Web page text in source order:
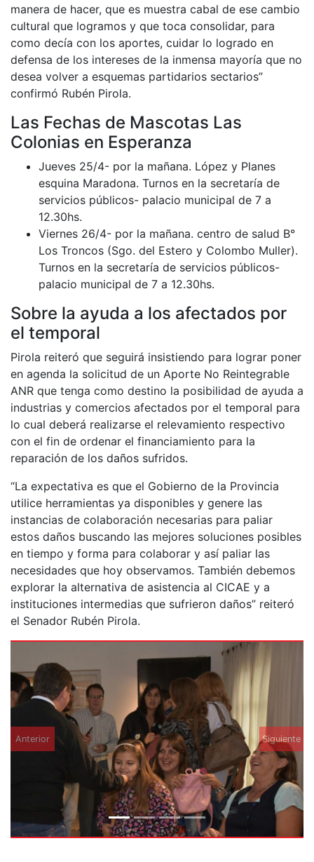
manera de hacer, que es muestra cabal de ese cambio
cultural que logramos y que toca consolidar, para
como decía con los aportes, cuidar lo logrado en
defensa de los intereses de la inmensa mayoría que no
desea volver a esquemas partidarios sectarios”
confirmó Rubén Pirola.
Las Fechas de Mascotas Las
Colonias en Esperanza
Jueves 25/4- por la mañana. López y Planes
esquina Maradona. Turnos en la secretaría de
servicios públicos- palacio municipal de 7 a
12.30hs.
Viernes 26/4- por la mañana. centro de salud B°
Los Troncos (Sgo. del Estero y Colombo Muller).
Turnos en la secretaría de servicios públicos-
palacio municipal de 7 a 12.30hs.
Sobre la ayuda a los afectados por
el temporal
Pirola reiteró que seguirá insistiendo para lograr poner
en agenda la solicitud de un Aporte No Reintegrable
ANR que tenga como destino la posibilidad de ayuda a
industrias y comercios afectados por el temporal para
lo cual deberá realizarse el relevamiento respectivo
con el fin de ordenar el financiamiento para la
reparación de los daños sufridos.
“La expectativa es que el Gobierno de la Provincia
utilice herramientas ya disponibles y genere las
instancias de colaboración necesarias para paliar
estos daños buscando las mejores soluciones posibles
en tiempo y forma para colaborar y así paliar las
necesidades que hoy observamos. También debemos
explorar la alternativa de asistencia al CICAE y a
instituciones intermedias que sufrieron daños” reiteró
el Senador Rubén Pirola.
Anterior Siguiente